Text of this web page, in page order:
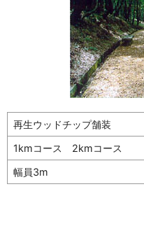
再生ウッドチップ舗装
1kmコース 2kmコース
幅員3m